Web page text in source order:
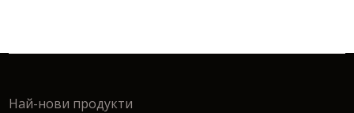
Най-нови продукти